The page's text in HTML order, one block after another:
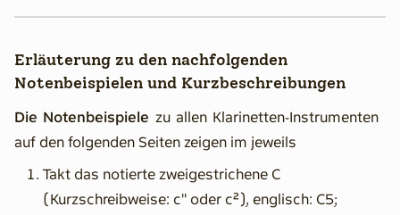
Erläuterung zu den nachfolgenden
Notenbeispielen und Kurzbeschreibungen
Die Notenbeispiele zu allen Klarinetten-Instrumenten
auf den folgenden Seiten zeigen im jeweils
Takt das notierte zweigestrichene C
(Kurzschreibweise: c'' oder c²), englisch: C5;